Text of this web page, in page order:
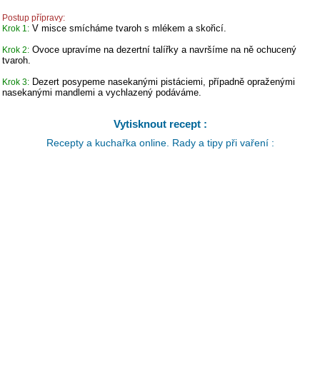
Postup přípravy:
Krok 1: V misce smícháme tvaroh s mlékem a skořicí.
Krok 2: Ovoce upravíme na dezertní talířky a navršíme na ně ochucený
tvaroh.
Krok 3: Dezert posypeme nasekanými pistáciemi, případně opraženými
nasekanými mandlemi a vychlazený podáváme.
Vytisknout recept :
Recepty a kuchařka online. Rady a tipy při vaření :